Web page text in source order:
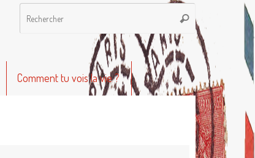
pour
Rechercher
Comment tu vois la vie ?